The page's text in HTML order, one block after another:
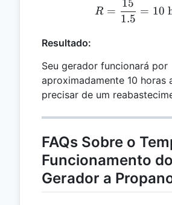
R
R =
1.5
15
= 10
Resultado:
Seu gerador funcionará por
aproximadamente 10 horas
precisar de um
FAQs Sobre o
Funcionamento do
Gerador a